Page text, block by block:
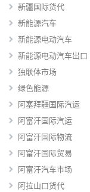
新疆国际货代
新能源汽车
新能源电动汽车
新能源电动汽车出口
独联体市场
绿色能源
阿塞拜疆国际汽运
阿富汗国际汽运
阿富汗国际物流
阿富汗国际贸易
阿富汗汽车市场
阿拉山口货代